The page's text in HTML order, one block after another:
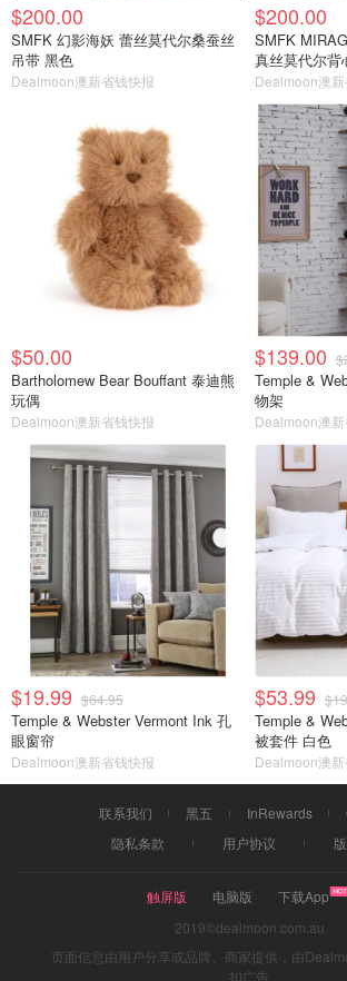
$200.00
SMFK 幻影海妖 蕾丝莫代尔桑蚕丝
吊带 黑色
Dealmoon澳新省钱快报
$200.00
SMFK
真丝莫代尔背
Dealmoon澳
$50.00
Bartholomew Bear Bouffant 泰迪熊
玩偶
Dealmoon澳新省钱快报
$139.00
Temple &
物架
Dealmoon澳
$19.99 $64.95
Temple & Webster Vermont Ink 孔
眼窗帘
Dealmoon澳新省钱快报
$53.99
Temple &
被套件 白色
Dealmoon澳
联系我们 黑五 InRewards
隐私条款
用户协议
触屏版 电脑版
下载App
2019©dealmoon.com.au
页面信息由用户分享或品牌、商家提供，由
扣广告